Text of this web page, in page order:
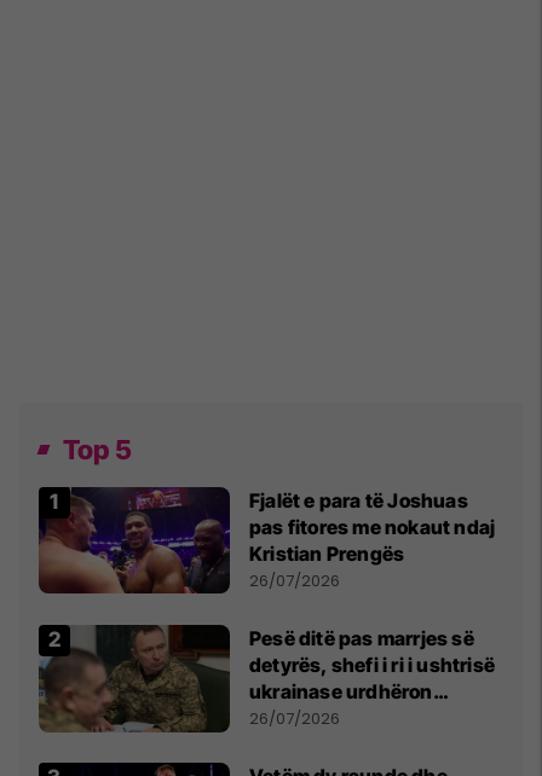
Top 5
Fjalët e para të Joshuas
pas fitores me nokaut ndaj
Kristian Prengës
26/07/2026
Pesë ditë pas marrjes së
detyrës, shefi i ri i ushtrisë
ukrainase urdhëron
kontroll të madh
26/07/2026